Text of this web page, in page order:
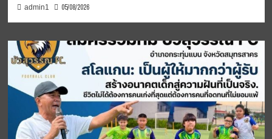
admin1 05/08/2026